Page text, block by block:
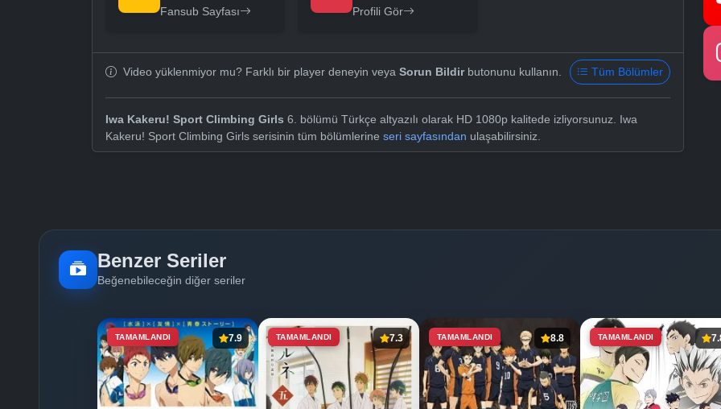
Fansub Sayfası Profili Gör
Video yüklenmiyor mu? Farklı bir player deneyin veya Sorun Bildirbutonunu kullanın. Tüm Bölümler
Iwa Kakeru! Sport Climbing Girls 6. bölümü Türkçe altyazılı olarak HD 1080p kalitede izliyorsunuz. Iwa
Kakeru! Sport Climbing Girls serisinin tüm bölümlerine seri sayfasından ulaşabilirsiniz.
Benzer Seriler
Beğenebileceğin diğer seriler
TAMAMLANDI 7.9 TAMAMLANDI 7.3 TAMAMLANDI 8.8 TAMAMLANDI